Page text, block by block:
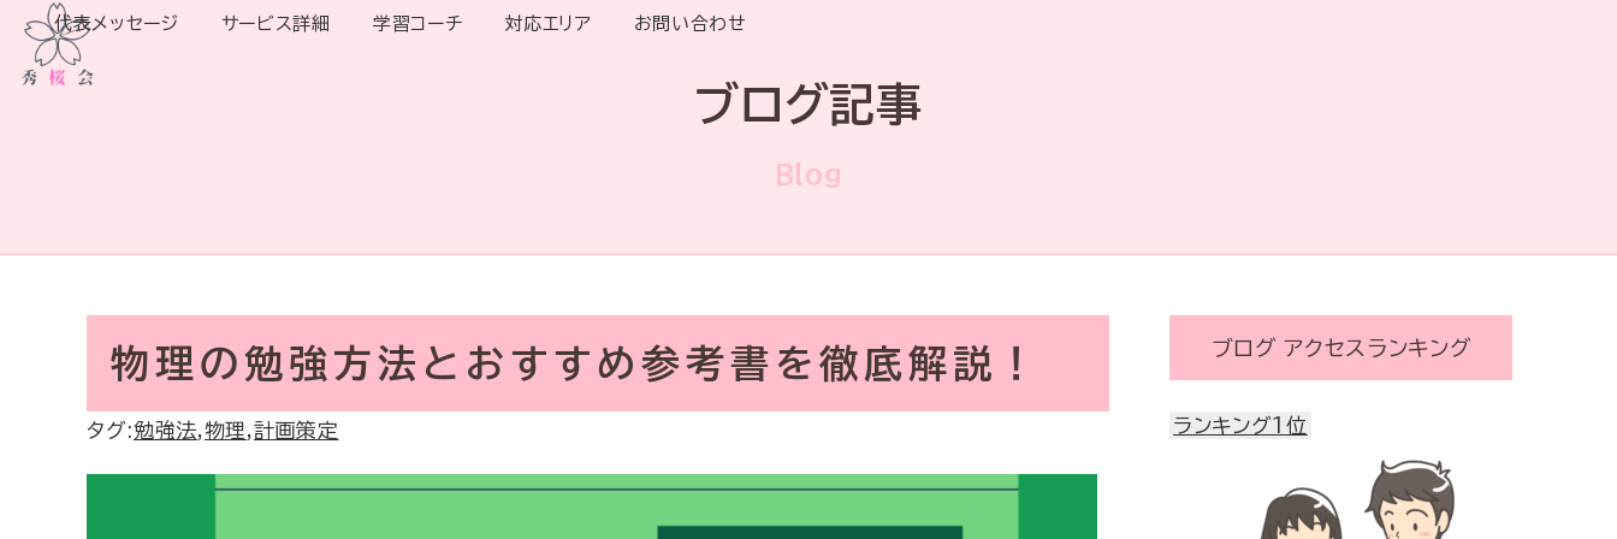
代表メッセージ サービス詳細 学習コーチ 対応エリア お問い合わせ
ブログ記事
Blog
物理の勉強方法とおすすめ参考書を徹底解説！
タグ:勉強法,物理,計画策定
ブログ アクセスランキング
ランキング1位